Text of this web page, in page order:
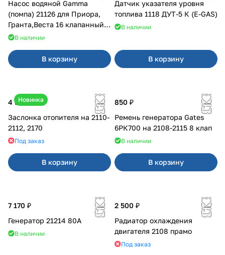
Насос водяной Gamma
(помпа) 21126 для Приора,
Гранта,Веста 16 клапанный
двигатель.
В наличии
В корзину
Датчик указателя уровня
топлива 1118 ДУТ-5 К (E-GAS)
В наличии
В корзину
Новинка
4 500 ₽
Заслонка отопителя на 2110-
2112, 2170
Под заказ
В корзину
850 ₽
Ремень генератора Gates
6РК700 на 2108-2115 8 клап
В наличии
В корзину
7 170 ₽
Генератор 21214 80А
В наличии
2 500 ₽
Радиатор охлаждения
двигателя 2108 прамо
Под заказ